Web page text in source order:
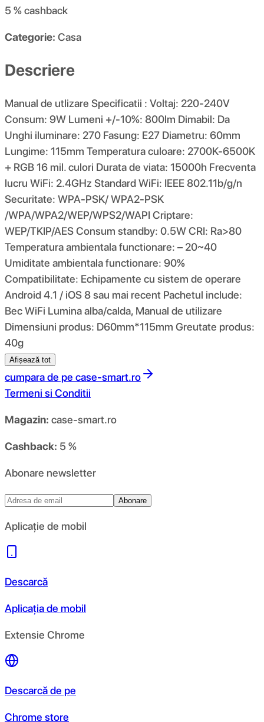
5 %cashback
Categorie: Casa
Descriere
Manual de utlizare Specificatii : Voltaj: 220-240V
Consum: 9W Lumeni +/-10%: 800lm Dimabil: Da
Unghi iluminare: 270 Fasung: E27 Diametru: 60mm
Lungime: 115mm Temperatura culoare: 2700K-6500K
+ RGB 16 mil. culori Durata de viata: 15000h Frecventa
lucru WiFi: 2.4GHz Standard WiFi: IEEE 802.11b/g/n
Securitate: WPA-PSK/ WPA2-PSK
/WPA/WPA2/WEP/WPS2/WAPI Criptare:
WEP/TKIP/AES Consum standby: 0.5W CRI: Ra>80
Temperatura ambientala functionare: – 20~40
Umiditate ambientala functionare: 90%
Compatibilitate: Echipamente cu sistem de operare
Android 4.1 / iOS 8 sau mai recent Pachetul include:
Bec WiFi Lumina alba/calda, Manual de utilizare
Dimensiuni produs: D60mm*115mm Greutate produs:
40g
Afișează tot
cumpara de pe case-smart.ro
Termeni si Conditii
Magazin: case-smart.ro
Cashback: 5 %
Abonare newsletter
Abonare
Aplicație de mobil
Descarcă
Aplicația de mobil
Extensie Chrome
Descarcă de pe
Chrome store